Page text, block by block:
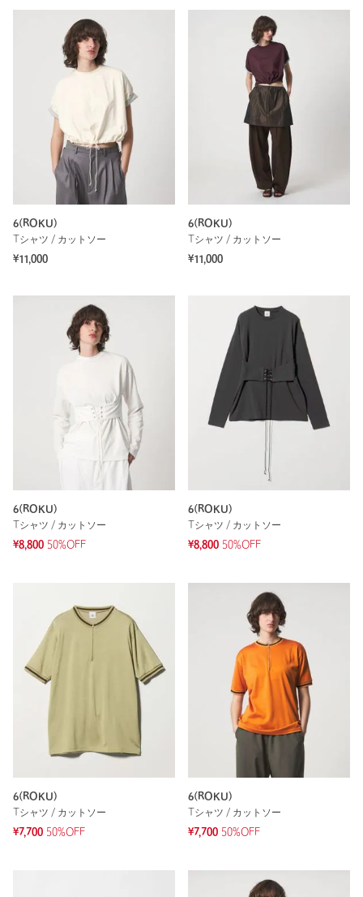
6(ROKU)
Tシャツ / カットソー
¥11,000
6(ROKU)
Tシャツ / カットソー
¥11,000
6(ROKU)
Tシャツ / カットソー
¥8,800 50%OFF
6(ROKU)
Tシャツ / カットソー
¥8,800 50%OFF
6(ROKU)
Tシャツ / カットソー
¥7,700 50%OFF
6(ROKU)
Tシャツ / カットソー
¥7,700 50%OFF